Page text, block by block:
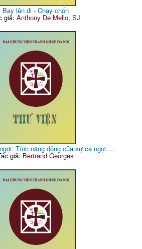
Bay lên đi - Chạy chốn
giả: Anthony De Mello, SJ
Tính năng động của sự ca ngợi….
giả: Bertrand Georges